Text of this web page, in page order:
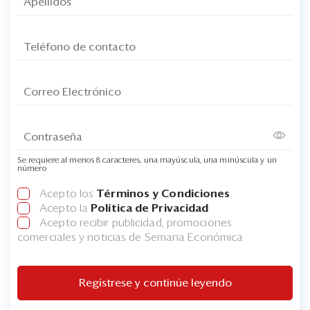
Se requiere al menos 8 caracteres, una mayúscula, una minúscula y un
número
Acepto los Términos y Condiciones
Acepto la Política de Privacidad
Acepto recibir publicidad, promociones
comerciales y noticias de Semana Económica
Regístrese y continúe leyendo